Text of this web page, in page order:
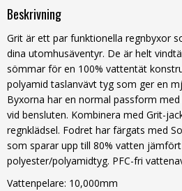
Beskrivning
Grit är ett par funktionella regnbyxor
dina utomhusäventyr. De är helt
sömmar för en 100% vattentät
polyamid taslanvävt tyg som ger en
Byxorna har en normal passform
vid bensluten. Kombinera med Grit-
regnklädsel. Fodret har färgats med
som sparar upp till 80% vatten
polyester/polyamidtyg. PFC-fri
Vattenpelare: 10,000mm